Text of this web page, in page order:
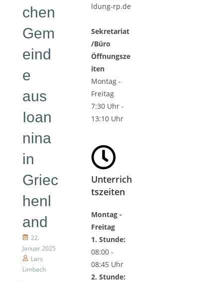
ldung-rp.de
Sekretariat
/Büro
Öffnungsze
iten
Montag -
Freitag
7:30 Uhr -
13:10 Uhr
Unterrich
tszeiten
Montag -
Freitag
1. Stunde:
08:00 -
08:45 Uhr
2. Stunde:
chen
Gem
eind
e
aus
Ioan
nina
in
Griec
henl
and
22.
Januar 2025
Lars
Limbach